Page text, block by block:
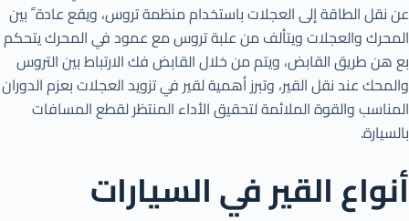
عن نقل الطاقة إلى العجلات باستخدام منظمة تروس، ويقع عادة ً بين
المحرك والعجلات ويتألف من علبة تروس مع عمود في المحرك يتحكم
بع هن طريق القابض، ويتم من خلال القابض فك الارتباط بين التروس
والمحك عند نقل القير، وتبرز أهمية لقير في تزويد العجلات بعزم الدوران
المناسب والقوة الملائمة لتحقيق الأداء المنتظر لقطع المسافات
بالسيارة.
أنواع القير في السيارات